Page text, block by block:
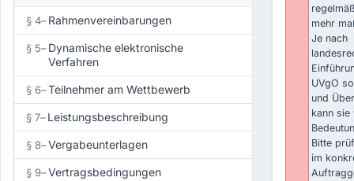
§ 4–Rahmenvereinbarungen
§ 5–Dynamische elektronische
Verfahren
§ 6–Teilnehmer am Wettbewerb
§ 7–Leistungsbeschreibung
§ 8–Vergabeunterlagen
§ 9–Vertragsbedingungen
mehr
Je nach
UVgO
und
kann sie
Bitte
im